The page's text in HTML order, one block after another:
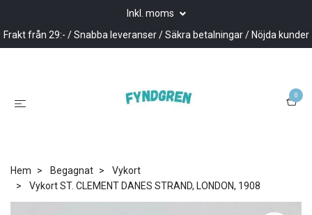
Inkl. moms
Frakt från 29:- / Snabba leveranser / Säkra betalningar / Nöjda kunder
0
Hem Begagnat
Vykort
Vykort ST. CLEMENT DANES STRAND, LONDON, 1908